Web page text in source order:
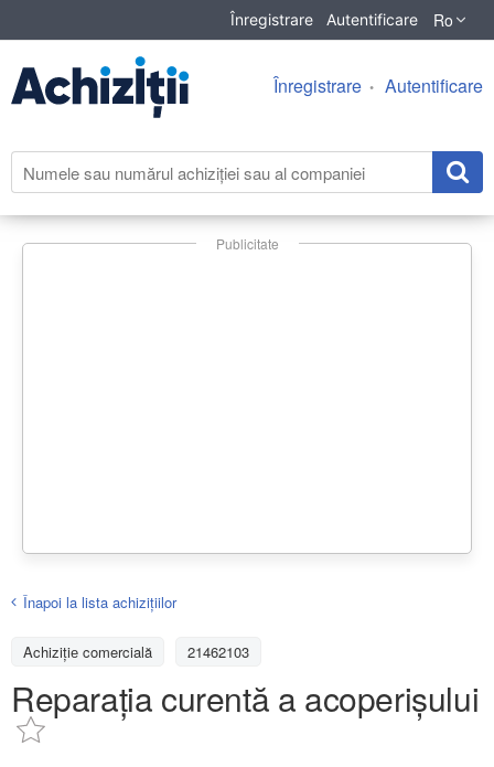
Înregistrare Autentificare Ro
Înregistrare Autentificare
Publicitate
Înapoi la lista achiziţiilor
Achizițiе comercială 21462103
Reparația curentă a acoperișului